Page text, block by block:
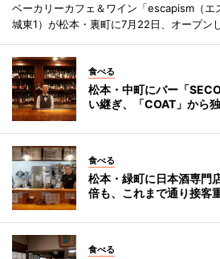
ベーカリーカフェ＆ワイン「escapism（エ
城東1）が松本・裏町に7月22日、オープンし
食べる
松本・中町にバー「
い継ぎ、「COAT」から
食べる
松本・緑町に日本酒専
倍も、これまで通り接客
食べる